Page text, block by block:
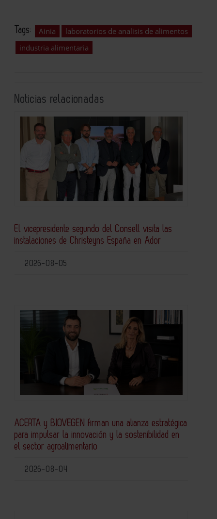
Tags: Ainia
laboratorios de analisis de alimentos
industria alimentaria
Noticias relacionadas
El vicepresidente segundo del Consell visita las
instalaciones de Christeyns España en Ador
2026-08-05
ACERTA y BIOVEGEN firman una alianza estratégica
para impulsar la innovación y la sostenibilidad en
el sector agroalimentario
2026-08-04